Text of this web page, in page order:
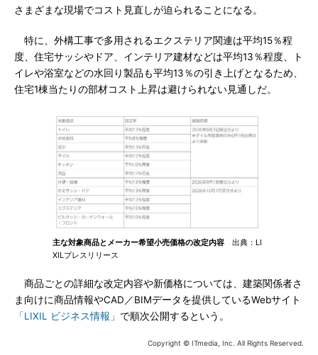
さまざまな現場でコスト見直しが迫られることになる。
特に、外構工事で多用されるエクステリア関連は平均15％程
度、住宅サッシやドア、インテリア建材などは平均13％程度、ト
イレや浴室などの水回り製品も平均13％の引き上げとなるため、
住宅1棟当たりの部材コスト上昇は避けられない見通しだ。
主な対象商品とメーカー希望小売価格の改定内容 出典：LI
XILプレスリリース
商品ごとの詳細な改定内容や新価格については、建築関係者さ
ま向けに商品情報やCAD／BIMデータを提供しているWebサイト
「LIXIL ビジネス情報」 で順次公開するという。
Copyright © ITmedia, Inc. All Rights Reserved.